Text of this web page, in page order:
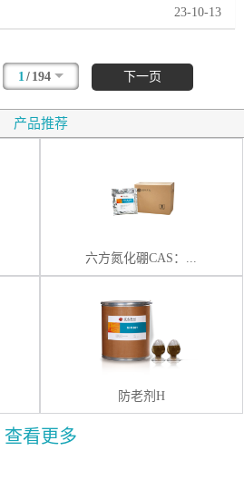
23-10-13
1 / 194 下一页
产品推荐
六方氮化硼CAS：...
防老剂H
查看更多